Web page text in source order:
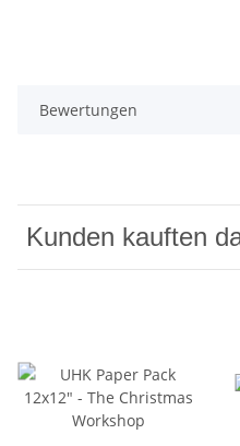
Bewertungen
Kunden kauften